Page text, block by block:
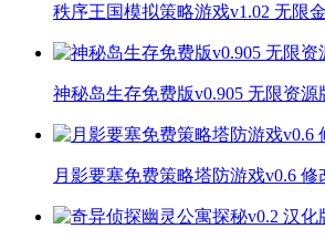
秩序王国模拟策略游戏v1.02 无限
神秘岛生存免费版v0.905 无限资源
月影要塞免费策略塔防游戏v0.6 修